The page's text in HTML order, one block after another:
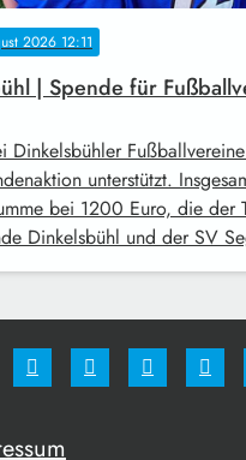
2026 12:11
| Spende für
Dinkelsbühler
unterstützt.
bei 1200 Euro, die der
Dinkelsbühl und der SV